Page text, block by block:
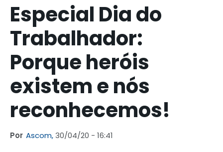
Especial Dia do
Trabalhador:
Porque heróis
existem e nós
reconhecemos!
Por Ascom,30/04/20 - 16:41